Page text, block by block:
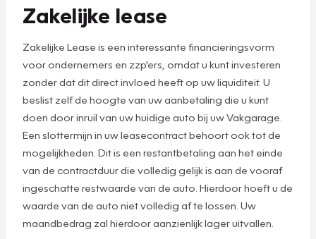
Zakelijke lease
Zakelijke Lease is een interessante financieringsvorm
voor ondernemers en zzp'ers, omdat u kunt investeren
zonder dat dit direct invloed heeft op uw liquiditeit. U
beslist zelf de hoogte van uw aanbetaling die u kunt
doen door inruil van uw huidige auto bij uw Vakgarage.
Een slottermijn in uw leasecontract behoort ook tot de
mogelijkheden. Dit is een restantbetaling aan het einde
van de contractduur die volledig gelijk is aan de vooraf
ingeschatte restwaarde van de auto. Hierdoor hoeft u de
waarde van de auto niet volledig af te lossen. Uw
maandbedrag zal hierdoor aanzienlijk lager uitvallen.